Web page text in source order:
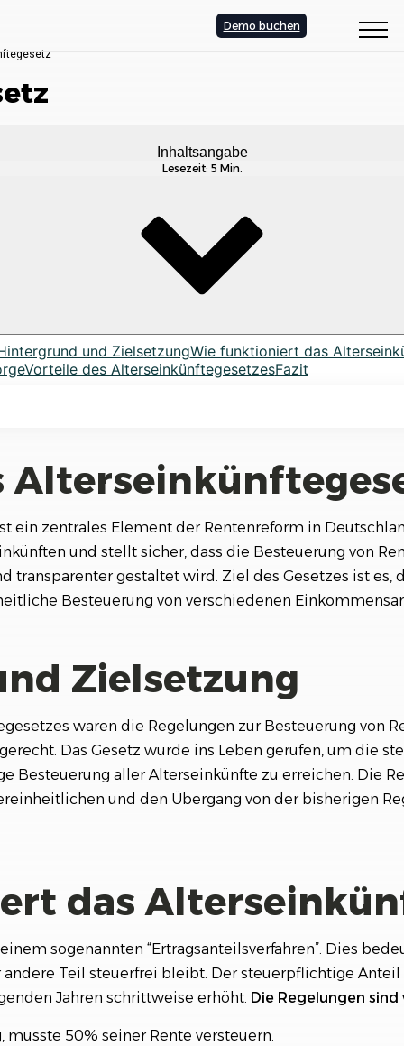
Demo buchen
Inhaltsangabe
Lesezeit: 5 Min.
und ZielsetzungWie funktioniert das
Vorteile des AlterseinkünftegesetzesFazit
ein zentrales Element der Rentenreform in
und stellt sicher, dass die Besteuerung von
transparenter gestaltet wird. Ziel des Gesetzes ist es,
Besteuerung von verschiedenen
Zielsetzung
waren die Regelungen zur Besteuerung von
Das Gesetz wurde ins Leben gerufen, um die
Besteuerung aller Alterseinkünfte zu erreichen. Die
und den Übergang von der bisherigen
das
sogenannten “Ertragsanteilsverfahren”. Dies
Teil steuerfrei bleibt. Der steuerpflichtige Anteil
Jahren schrittweise erhöht. Die Regelungen
50% seiner Rente versteuern.